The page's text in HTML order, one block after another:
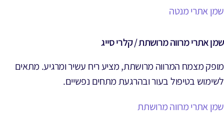
שמן אתרי מנטה
שמן אתרי מרווה מרושתת / קלרי סייג
מופק מצמח המרווה מרושתת, מציע ריח עשיר ומרגיע. מתאים
לשימוש בטיפול בעור ובהרגעת מתחים נפשיים.
שמן אתרי מרווה מרושתת